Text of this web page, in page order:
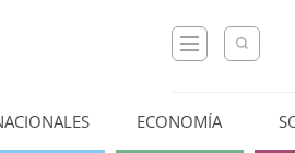
ECONOMÍA